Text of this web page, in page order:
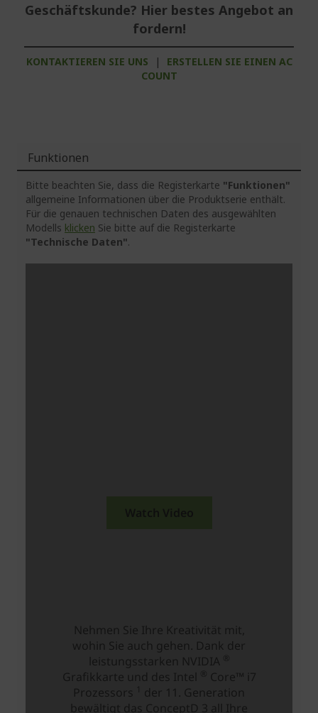
Geschäftskunde? Hier bestes Angebot an
fordern!
KONTAKTIEREN SIE UNS |
ERSTELLEN SIE EINEN AC
COUNT
Funktionen
Bitte beachten Sie, dass die Registerkarte "Funktionen"
allgemeine Informationen über die Produktserie enthält.
Für die genauen technischen Daten des ausgewählten
Modells klicken Sie bitte auf die Registerkarte
"Technische Daten".